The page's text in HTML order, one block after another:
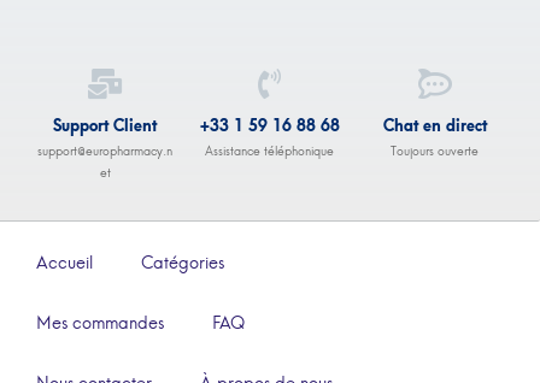
Support Client
support@europharmacy.n
et
+33 1 59 16 88 68
Assistance téléphonique
Chat en direct
Toujours ouverte
Accueil Catégories
Mes commandes FAQ